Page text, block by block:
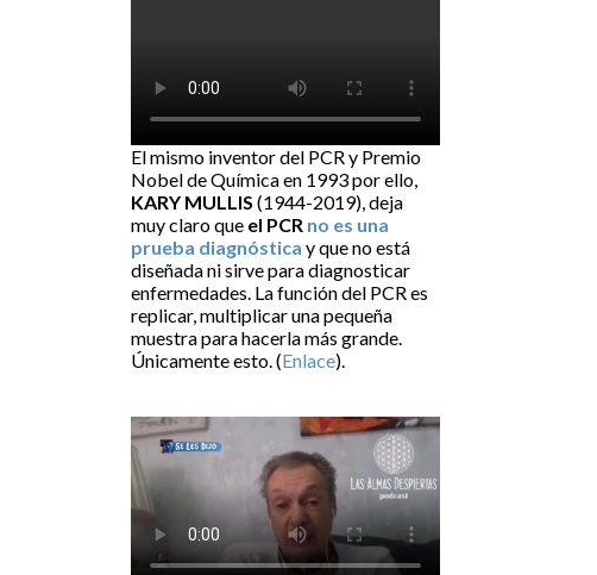
El mismo inventor del PCR y Premio
Nobel de Química en 1993 por ello,
KARY MULLIS (1944-2019), deja
muy claro que el PCR no es una
prueba diagnóstica y que no está
diseñada ni sirve para diagnosticar
enfermedades. La función del PCR es
replicar, multiplicar una pequeña
muestra para hacerla más grande.
Únicamente esto. (Enlace).